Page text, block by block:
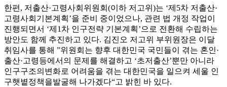
한편, 저출산·고령사회위원회(이하 저고위)는 ‘제5차 저출산·
고령사회기본계획’을 준비 중이었으나, 관련 법 개정 작업이
진행되면서 ‘제1차 인구전략 기본계획’으로 전환해 수립하는
방안도 함께 추진하고 있다. 김진오 저고위 부위원장은 이달
취임사를 통해 ”위원회는 향후 대한민국 국민들이 겪는 혼인·
출산·고령등에서의 문제를 해결하고 ‘초저출산’뿐만 아니라
인구구조의변화로 어려움을 겪는 대한민국을 일으켜 세울 인
구햇볕정책을발굴해 나가겠다“고 밝힌 바 있다.